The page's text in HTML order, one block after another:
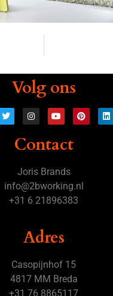
Volg ons
Contact
Joris Brands
info@2bworking.nl
+31 6 21896383
Adres
Casopijnhof 15
4817 MM Breda
+31 76 8865117